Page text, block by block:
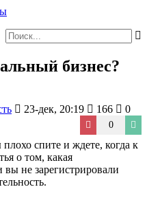
бизнес?
23-дек, 20:19 166 0
0
спите и ждете, когда к
о том, какая
вы не зарегистрировали